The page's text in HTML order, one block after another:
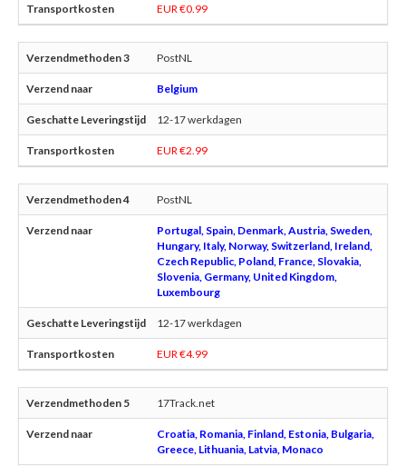
EUR €0.99
PostNL
Belgium
12-17 werkdagen
EUR €2.99
PostNL
Portugal, Spain, Denmark, Austria, Sweden,
Hungary, Italy, Norway, Switzerland, Ireland,
Czech Republic, Poland, France, Slovakia,
Slovenia, Germany, United Kingdom,
Luxembourg
12-17 werkdagen
EUR €4.99
17Track.net
Croatia, Romania, Finland, Estonia, Bulgaria,
Greece, Lithuania, Latvia, Monaco